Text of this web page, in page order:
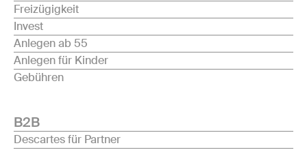
Freizügigkeit
Invest
Anlegen ab 55
Anlegen für Kinder
Gebühren
B2B
Descartes für Partner